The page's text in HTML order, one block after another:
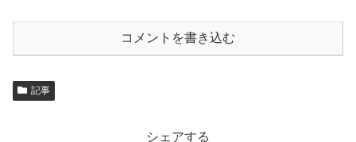
コメントを書き込む
記事
シェアする